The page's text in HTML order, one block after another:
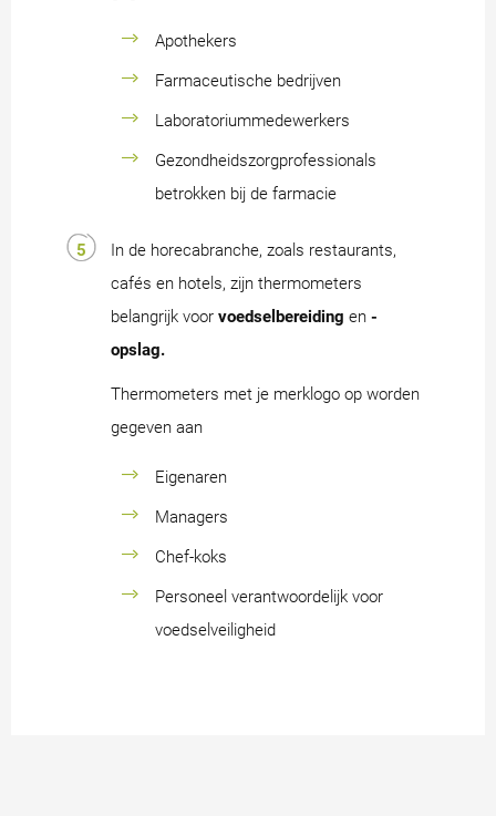
Apothekers
Farmaceutische bedrijven
Laboratoriummedewerkers
Gezondheidszorgprofessionals
betrokken bij de farmacie
In de horecabranche, zoals restaurants,
cafés en hotels, zijn thermometers
belangrijk voor voedselbereiding en -
opslag.
Thermometers met je merklogo op worden
gegeven aan
Eigenaren
Managers
Chef-koks
Personeel verantwoordelijk voor
voedselveiligheid